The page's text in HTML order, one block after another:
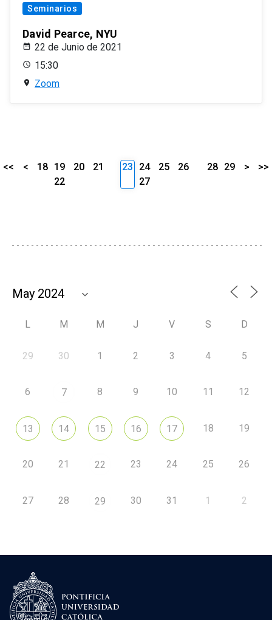
Seminarios
David Pearce, NYU
22 de Junio de 2021
15:30
Zoom
<< < 18 19 20
21
22
23 24 25
26
27
28 29 > >>
L M M J V S D
29 30 1 2 3 4 5
6 7 8 9 10 11 12
13 14 15 16 17 18 19
20 21 22 23 24 25 26
27 28 29 30 31 1 2